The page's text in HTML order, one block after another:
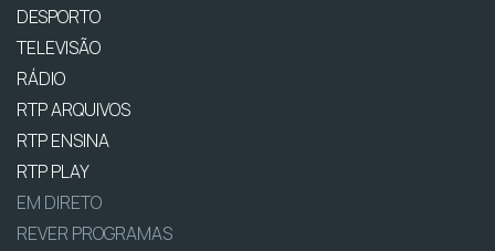
DESPORTO
TELEVISÃO
RÁDIO
RTP ARQUIVOS
RTP ENSINA
RTP PLAY
EM DIRETO
REVER PROGRAMAS